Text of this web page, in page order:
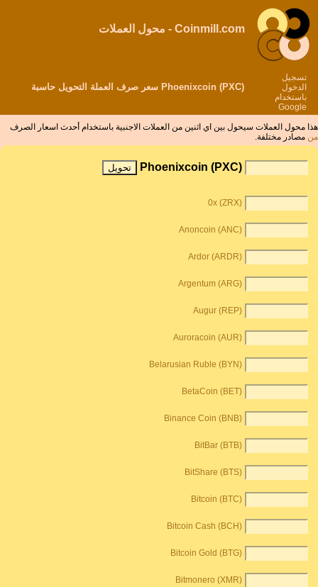
تسجيل
الدخول
باستخدام
Google
Coinmill.com - محول العملات
Phoenixcoin (PXC) سعر صرف العملة التحويل حاسبة
هذا محول العملات سيحول بين اي اثنين من العملات الاجنبية باستخدام أحدث اسعار الصرف
من مصادر مختلفة.
Phoenixcoin (PXC)
0x (ZRX)
Anoncoin (ANC)
Ardor (ARDR)
Argentum (ARG)
Augur (REP)
Auroracoin (AUR)
Belarusian Ruble (BYN)
BetaCoin (BET)
Binance Coin (BNB)
BitBar (BTB)
BitShare (BTS)
Bitcoin (BTC)
Bitcoin Cash (BCH)
Bitcoin Gold (BTG)
Bitmonero (XMR)